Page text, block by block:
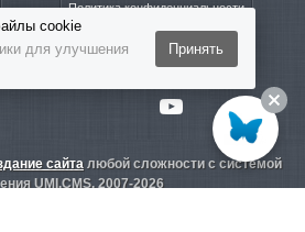
Политика конфиденциальности
8-800-5555-864
сайта любой сложности с системой
UMI.CMS. 2007-2026
cookie
для улучшения
Принять